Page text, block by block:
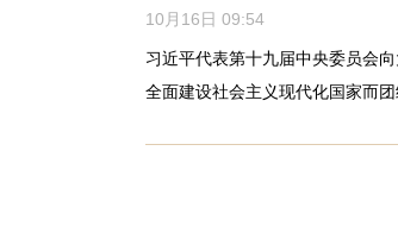
10月16日 09:54
习近平代表第十九届中央委员会
全面建设社会主义现代化国家而